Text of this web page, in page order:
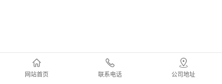
网站首页 联系电话 公司地址